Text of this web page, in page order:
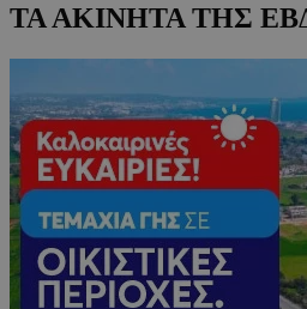
ΤΑ ΑΚΙΝΗΤΑ ΤΗΣ